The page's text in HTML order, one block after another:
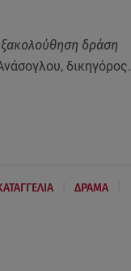
δράση
δικηγόρος.
ΔΡΑΜΑ